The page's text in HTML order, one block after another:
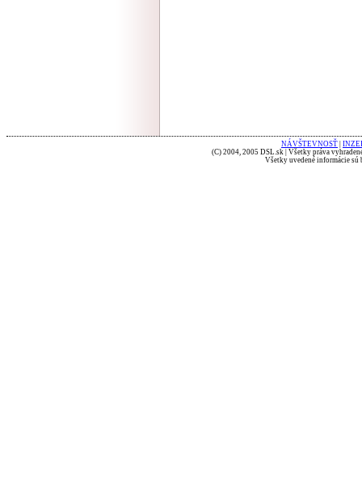
NÁVŠTEVNOSŤ
(C) 2004, 2005 DSL.sk | Všetky práva
Všetky uvedené informácie sú